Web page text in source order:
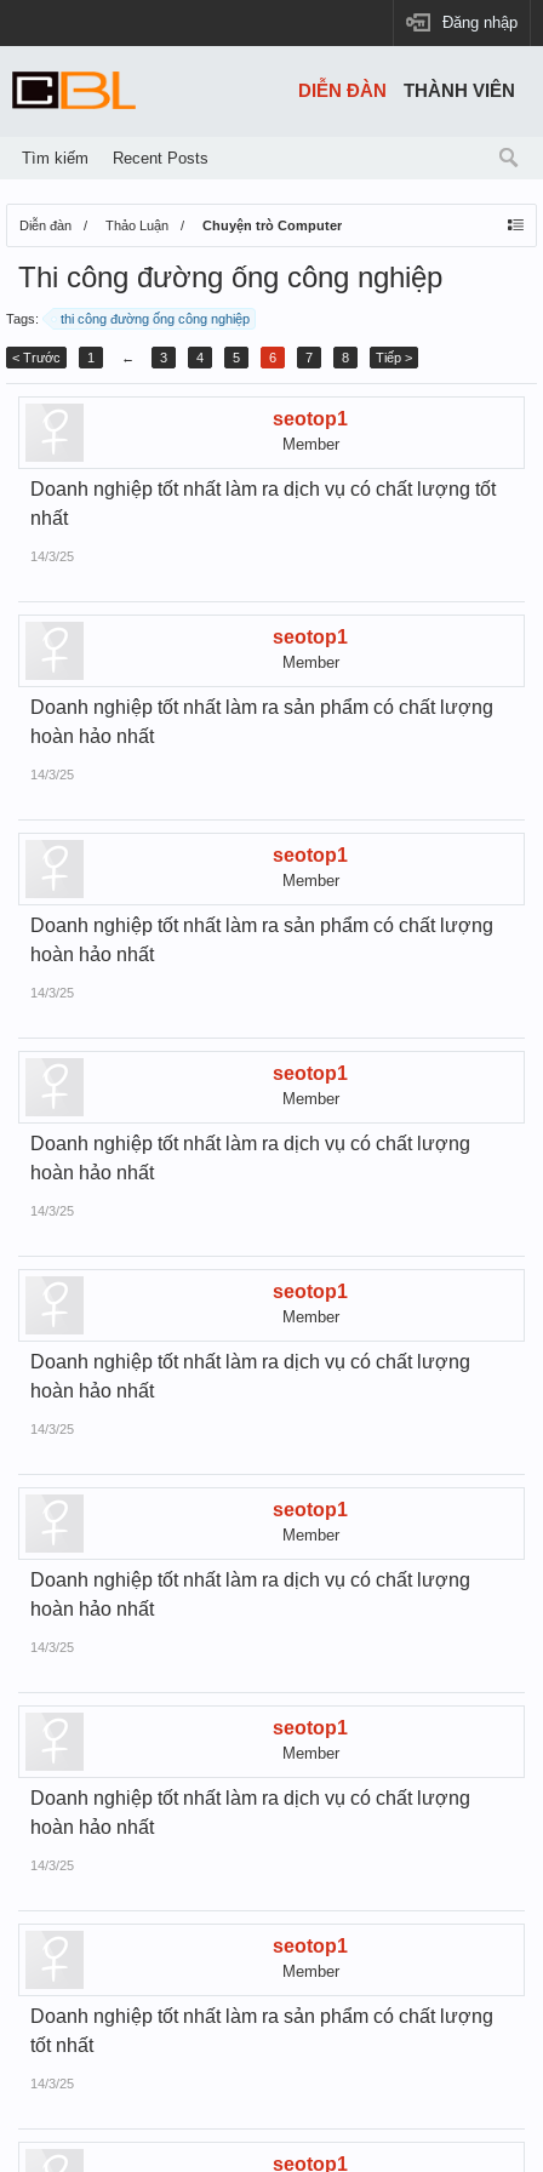
Đăng nhập
Diễn đàn Thảo Luận Chuyện trò Computer
Thi công đường ống công nghiệp
Tags: thi công đường ống công nghiệp
< Trước 1 ← 3 4 5 6 7 8 Tiếp >
seotop1
Member
Doanh nghiệp tốt nhất làm ra dịch vụ có chất lượng tốt
nhất
14/3/25
seotop1
Member
Doanh nghiệp tốt nhất làm ra sản phẩm có chất lượng
hoàn hảo nhất
14/3/25
seotop1
Member
Doanh nghiệp tốt nhất làm ra sản phẩm có chất lượng
hoàn hảo nhất
14/3/25
seotop1
Member
Doanh nghiệp tốt nhất làm ra dịch vụ có chất lượng
hoàn hảo nhất
14/3/25
seotop1
Member
Doanh nghiệp tốt nhất làm ra dịch vụ có chất lượng
hoàn hảo nhất
14/3/25
seotop1
Member
Doanh nghiệp tốt nhất làm ra dịch vụ có chất lượng
hoàn hảo nhất
14/3/25
seotop1
Member
Doanh nghiệp tốt nhất làm ra dịch vụ có chất lượng
hoàn hảo nhất
14/3/25
seotop1
Member
Doanh nghiệp tốt nhất làm ra sản phẩm có chất lượng
tốt nhất
14/3/25
seotop1
DIỄN ĐÀN
Tìm kiếm Recent Posts
THÀNH VIÊN